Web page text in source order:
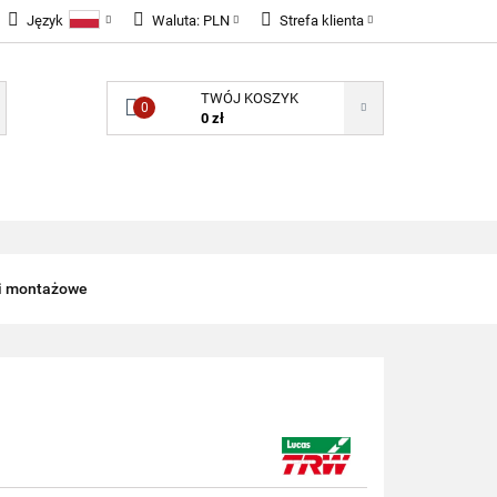
Język Waluta: PLN
EUR
GBP
Strefa klienta
Zarejestruj się
Dodaj zgłoszenie
0
TWÓJ KOSZYK
0 zł
montażowe